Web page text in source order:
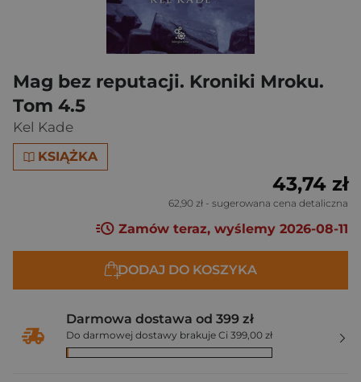
Mag bez reputacji. Kroniki Mroku.
Tom 4.5
Kel Kade
KSIĄŻKA
43,74 zł
62,90 zł - sugerowana cena detaliczna
Zamów teraz, wyślemy 2026-08-11
DODAJ DO KOSZYKA
Darmowa dostawa od 399 zł
Do darmowej dostawy brakuje Ci 399,00 zł